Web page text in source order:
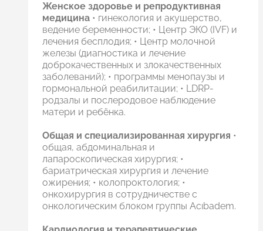
Женское здоровье и репродуктивная
медицина • гинекология и акушерство,
ведение беременности; • Центр ЭКО (IVF) и
лечения бесплодия; • Центр молочной
железы (диагностика и лечение
доброкачественных и злокачественных
заболеваний); • программы менопаузы и
гормональной реабилитации; • LDRP-
родзалы и послеродовое наблюдение
матери и ребёнка.
Общая и специализированная хирургия •
общая, абдоминальная и
лапароскопическая хирургия; •
бариатрическая хирургия и лечение
ожирения; • колопроктология; •
онкохирургия в сотрудничестве с
онкологическим блоком группы Acıbadem.